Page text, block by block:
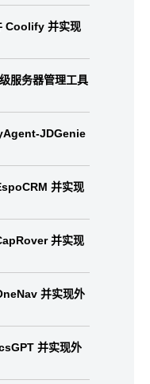
Coolify 并实现
服务器管理工具
JDGenie
并实现
并实现
并实现外
并实现外